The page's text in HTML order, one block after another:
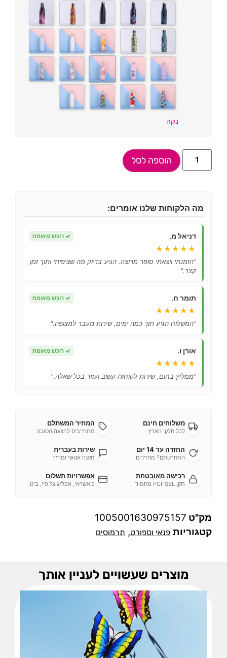
נקה
הוספה לסל
מה הלקוחות שלנו אומרים:
דניאל מ. ✓ רוכש מאומת
★★★★★
"הזמנתי ויצאתי סופר מרוצה. הגיע בדיוק מה שציפיתי ותוך זמן
קצר."
תומר ח. ✓ רוכש מאומת
★★★★★
"המשלוח הגיע תוך כמה ימים, שירות מעבר למצופה."
אורן ו. ✓ רוכש מאומת
★★★★★
"ממליץ בחום, שירות לקוחות קשוב ועוזר בכל שאלה."
משלוחים חינם
לכל חלקי הארץ
המחיר המשתלם
מתחייבים להצעה הטובה
החזרה עד 14 יום
התחרטתם? מחזירים
שירות בעברית
מענה אנושי ומהיר
רכישה מאובטחת
תקן PCI-SSL מחמיר
אפשרויות תשלום
כ.אשראי, אפל/גוגל פיי, ביט
מק"ט 1005001630975157
קטגוריות פנאי וספורט, תרמוסים
מוצרים שעשויים לעניין אותך